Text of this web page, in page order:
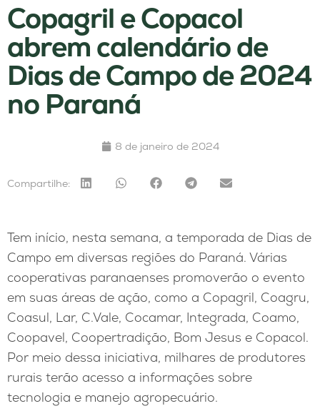
Copagril e Copacol
abrem calendário de
Dias de Campo de 2024
no Paraná
8 de janeiro de 2024
Compartilhe:
Tem início, nesta semana, a temporada de Dias de
Campo em diversas regiões do Paraná. Várias
cooperativas paranaenses promoverão o evento
em suas áreas de ação, como a Copagril, Coagru,
Coasul, Lar, C.Vale, Cocamar, Integrada, Coamo,
Coopavel, Coopertradição, Bom Jesus e Copacol.
Por meio dessa iniciativa, milhares de produtores
rurais terão acesso a informações sobre
tecnologia e manejo agropecuário.